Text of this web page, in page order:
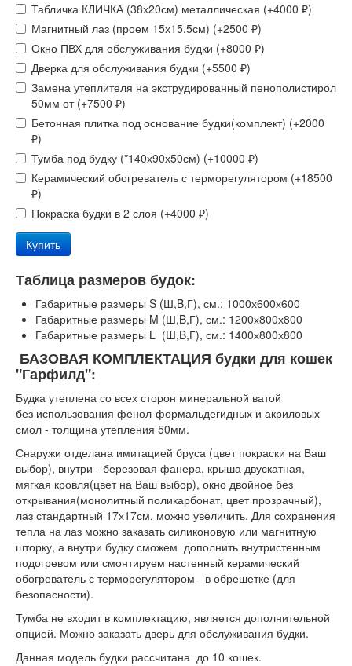
Табличка КЛИЧКА (38х20см) металлическая (+4000 ₽)
Магнитный лаз (проем 15х15.5см) (+2500 ₽)
Окно ПВХ для обслуживания будки (+8000 ₽)
Дверка для обслуживания будки (+5500 ₽)
Замена утеплителя на экструдированный пенополистирол
50мм от (+7500 ₽)
Бетонная плитка под основание будки(комплект) (+2000
₽)
Тумба под будку (*140х90х50см) (+10000 ₽)
Керамический обогреватель с терморегулятором (+18500
₽)
Покраска будки в 2 слоя (+4000 ₽)
Таблица размеров будок:
Габаритные размеры S (Ш,B,Г), см.: 1000х600х600
Габаритные размеры M (Ш,B,Г), см.: 1200х800х800
Габаритные размеры L (Ш,B,Г), см.: 1400х800х800
БАЗОВАЯ КОМПЛЕКТАЦИЯ будки для кошек
"Гарфилд":
Будка утеплена со всех сторон минеральной ватой
без использования фенол-формальдегидных и акриловых
смол - толщина утепления 50мм.
Снаружи отделана имитацией бруса (цвет покраски на Ваш
выбор), внутри - березовая фанера, крыша двускатная,
мягкая кровля(цвет на Ваш выбор), окно двойное без
открывания(монолитный поликарбонат, цвет прозрачный),
лаз стандартный 17х17см, можно увеличить. Для сохранения
тепла на лаз можно заказать силиконовую или магнитную
шторку, а внутри будку сможем дополнить внутристенным
подогревом или смонтируем настенный керамический
обогреватель с терморегулятором - в обрешетке (для
безопасности).
Тумба не входит в комплектацию, является дополнительной
опцией. Можно заказать дверь для обслуживания будки.
Данная модель будки рассчитана до 10 кошек.